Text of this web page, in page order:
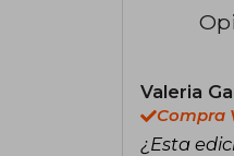
Valeria
Compra
¿Esta